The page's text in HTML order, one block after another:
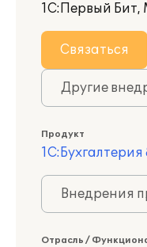
1С:Первый Бит,
Связаться
Другие
Продукт
1С:Бухгалтерия
Внедрения
Отрасль /